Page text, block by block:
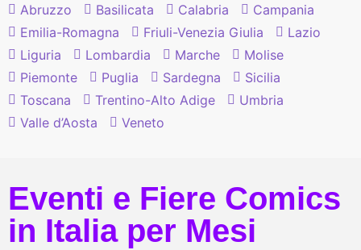
Abruzzo Basilicata Calabria
Campania
Emilia-Romagna
Friuli-Venezia Giulia
Lazio
Liguria
Lombardia Marche
Molise
Piemonte
Puglia Sardegna
Sicilia
Toscana
Trentino-Alto Adige
Umbria
Valle d’Aosta
Veneto
Eventi e Fiere Comics
in Italia per Mesi